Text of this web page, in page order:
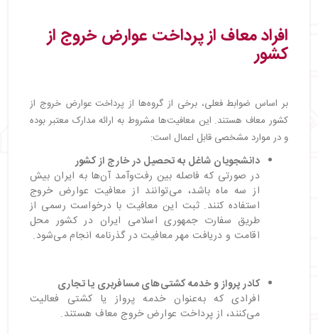
افراد معاف از پرداخت عوارض خروج از
کشور
بر اساس ضوابط فعلی، برخی از گروه‌ها از پرداخت عوارض خروج از
کشور معاف هستند. این معافیت‌ها مشروط به ارائه مدارک معتبر بوده
و در موارد مشخصی قابل اعمال است:
دانشجویان شاغل به تحصیل در خارج از کشور
در صورتی که فاصله بین رفت‌وآمد آن‌ها به ایران بیش
از سه ماه باشد، می‌توانند از معافیت عوارض خروج
استفاده کنند. ثبت این معافیت با درخواست رسمی از
طریق سفارت جمهوری اسلامی ایران در کشور محل
اقامت و دریافت مهر معافیت در گذرنامه انجام می‌شود.
کادر پرواز و خدمه کشتی‌های مسافربری یا تجاری
افرادی که به‌عنوان خدمه پرواز یا کشتی فعالیت
می‌کنند، از پرداخت عوارض خروج معاف هستند.